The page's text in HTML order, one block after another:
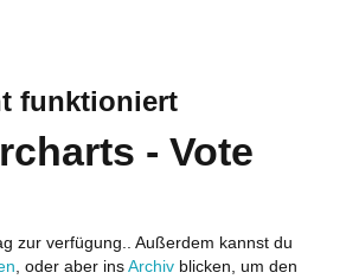
funktioniert
- Vote
zur verfügung.. Außerdem kannst du
, oder aber ins Archiv blicken, um den